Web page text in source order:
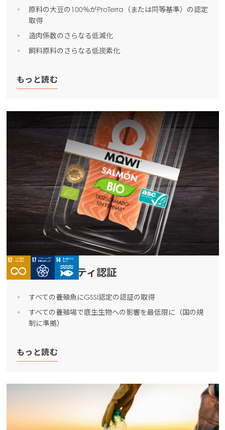
原料の大豆の100％がProTerra（または同等基準）の認定
取得
造肉係数のさらなる低減化
飼料原料のさらなる低炭素化
もっと読む
サステナビリティ認証
すべての養殖魚にGSSI認定の認証の取得
すべての養殖場で底生生物への影響を最低限に（国の規
制に準拠）
もっと読む